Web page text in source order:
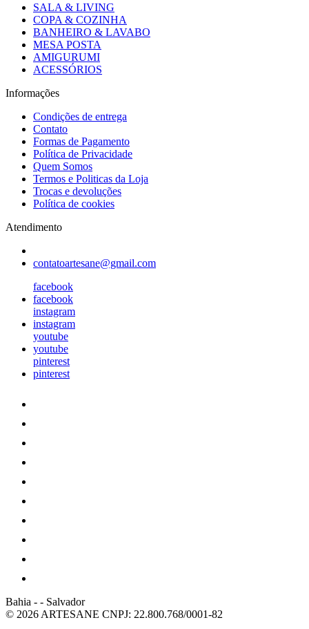
SALA & LIVING
COPA & COZINHA
BANHEIRO & LAVABO
MESA POSTA
AMIGURUMI
ACESSÓRIOS
Informações
Condições de entrega
Contato
Formas de Pagamento
Política de Privacidade
Quem Somos
Termos e Politicas da Loja
Trocas e devoluções
Política de cookies
Atendimento
contatoartesane@gmail.com
facebook
facebook
instagram
instagram
youtube
youtube
pinterest
pinterest
Bahia - - Salvador
© 2026 ARTESANE CNPJ: 22.800.768/0001-82